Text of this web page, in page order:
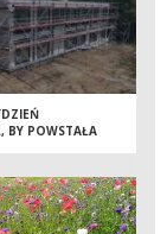
BY POWSTAŁA